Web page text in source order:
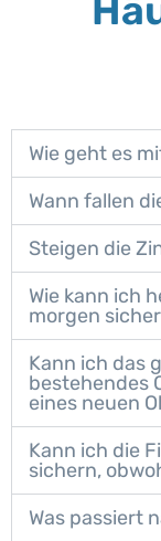
Wie geht es
Wann fallen
Steigen die
Wie kann ich
morgen
Kann ich das
bestehendes
eines neuen
Kann ich die
sichern,
Was passiert